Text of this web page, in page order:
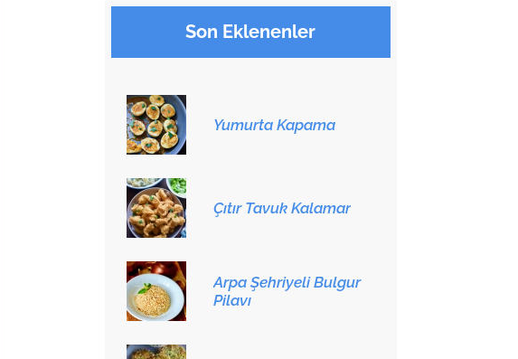
Son Eklenenler
Yumurta Kapama
Çıtır Tavuk Kalamar
Arpa Şehriyeli Bulgur
Pilavı